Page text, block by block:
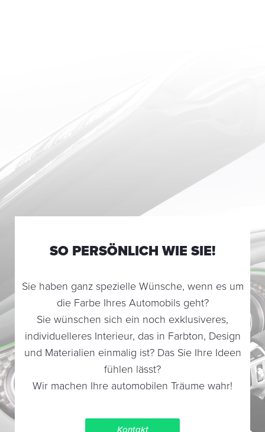
SO PERSÖNLICH WIE SIE!
Sie haben ganz spezielle Wünsche, wenn es um
die Farbe Ihres Automobils geht?
Sie wünschen sich ein noch exklusiveres,
individuelleres Interieur, das in Farbton, Design
und Materialien einmalig ist? Das Sie Ihre Ideen
fühlen lässt?
Wir machen Ihre automobilen Träume wahr!
Kontakt